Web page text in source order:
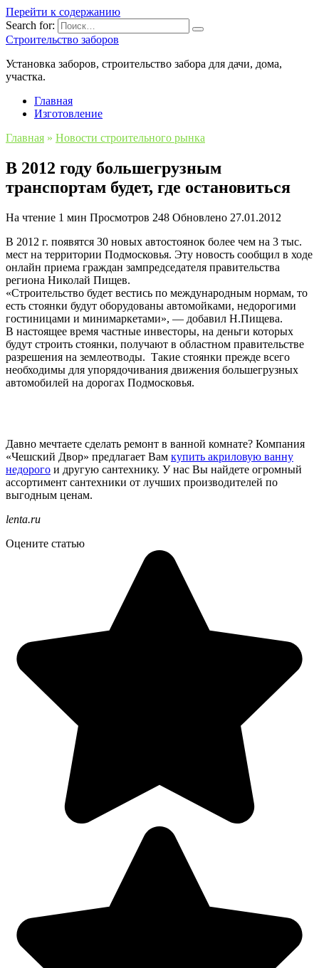
Перейти к содержанию
Search for:
Строительство заборов
Установка заборов, строительство забора для дачи, дома,
участка.
Главная
Изготовление
Главная » Новости строительного рынка
В 2012 году большегрузным
транспортам будет, где остановиться
На чтение 1 мин Просмотров 248 Обновлено 27.01.2012
В 2012 г. появятся 30 новых автостоянок более чем на 3 тыс.
мест на территории Подмосковья. Эту новость сообщил в ходе
онлайн приема граждан зампредседателя правительства
региона Николай Пищев.
«Строительство будет вестись по международным нормам, то
есть стоянки будут оборудованы автомойками, недорогими
гостиницами и минимаркетами», — добавил Н.Пищева.
В настоящее время частные инвесторы, на деньги которых
будут строить стоянки, получают в областном правительстве
разрешения на землеотводы. Такие стоянки прежде всего
необходимы для упорядочивания движения большегрузных
автомобилей на дорогах Подмосковья.
Давно мечтаете сделать ремонт в ванной комнате? Компания
«Чешский Двор» предлагает Вам купить акриловую ванну
недорого и другую сантехнику. У нас Вы найдете огромный
ассортимент сантехники от лучших производителей по
выгодным ценам.
lenta.ru
Оцените статью